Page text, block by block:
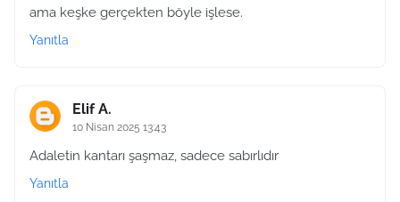
ama keşke gerçekten böyle işlese.
Yanıtla
Elif A.
10 Nisan 2025 13:43
Adaletin kantarı şaşmaz, sadece sabırlıdır
Yanıtla